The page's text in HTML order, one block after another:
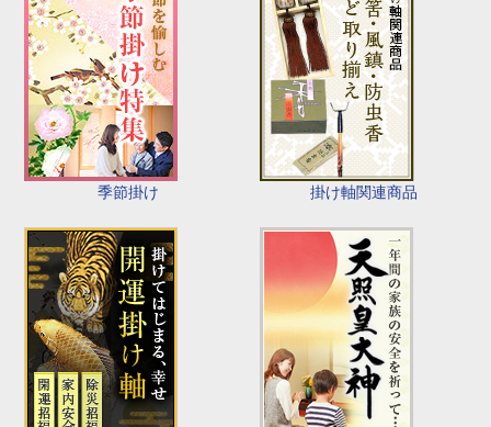
季節掛け 掛け軸関連商品